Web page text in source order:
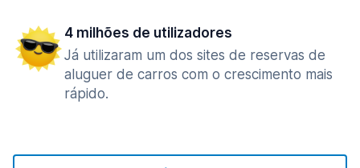
4 milhões de utilizadores
Já utilizaram um dos sites de reservas de
aluguer de carros com o crescimento mais
rápido.